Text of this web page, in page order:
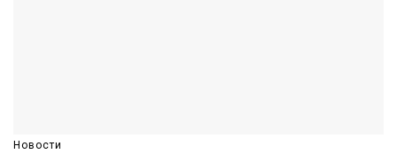
Новости